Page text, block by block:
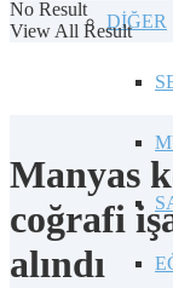
DİĞER
No Result
View All Result
Manyas
coğrafi
alındı